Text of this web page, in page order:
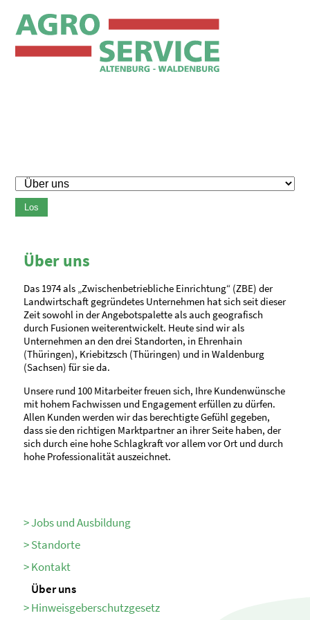
Los
Über uns
Das 1974 als „Zwischenbetriebliche Einrichtung“ (ZBE) der
Landwirtschaft gegründetes Unternehmen hat sich seit dieser
Zeit sowohl in der Angebotspalette als auch geografisch
durch Fusionen weiterentwickelt. Heute sind wir als
Unternehmen an den drei Standorten, in Ehrenhain
(Thüringen), Kriebitzsch (Thüringen) und in Waldenburg
(Sachsen) für sie da.
Unsere rund 100 Mitarbeiter freuen sich, Ihre Kundenwünsche
mit hohem Fachwissen und Engagement erfüllen zu dürfen.
Allen Kunden werden wir das berechtigte Gefühl gegeben,
dass sie den richtigen Marktpartner an ihrer Seite haben, der
sich durch eine hohe Schlagkraft vor allem vor Ort und durch
hohe Professionalität auszeichnet.
Jobs und Ausbildung
Standorte
Kontakt
Über uns
Hinweisgeberschutzgesetz